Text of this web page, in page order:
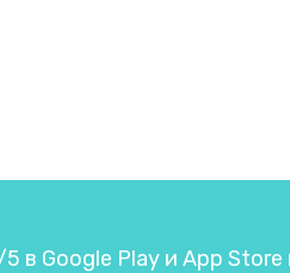
в Google Play и App